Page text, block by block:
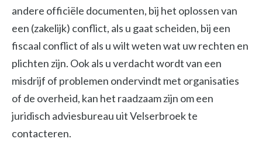
andere officiële documenten, bij het oplossen van
een (zakelijk) conflict, als u gaat scheiden, bij een
fiscaal conflict of als u wilt weten wat uw rechten en
plichten zijn. Ook als u verdacht wordt van een
misdrijf of problemen ondervindt met organisaties
of de overheid, kan het raadzaam zijn om een
juridisch adviesbureau uit Velserbroek te
contacteren.